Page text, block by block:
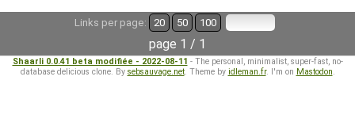
Links per page: 20 50 100
page 1 / 1
Shaarli 0.0.41 beta modifiée - 2022-08-11 - The personal, minimalist, super-fast, no-
database delicious clone. By sebsauvage.net. Theme by idleman.fr. I'm on Mastodon.